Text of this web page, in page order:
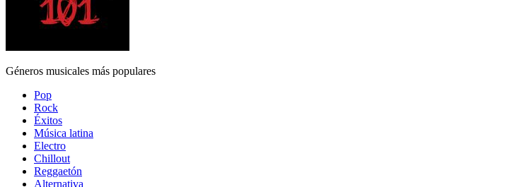
Géneros musicales más populares
Pop
Rock
Éxitos
Música latina
Electro
Chillout
Reggaetón
Alternativa